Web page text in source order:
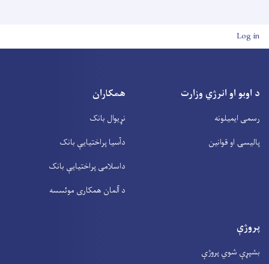
User account menu
Log in
د اوبو او انرژي وزارت
رسمی ایمیلونه
پالیسۍ او قوانین
همکاران
نړیوال بانک
دآسیا پراختیايې بانک
داسلامی پراختیايې بانک
د آلمان همکاری موئسسه
پروژې
بشپړې شوي پروژې